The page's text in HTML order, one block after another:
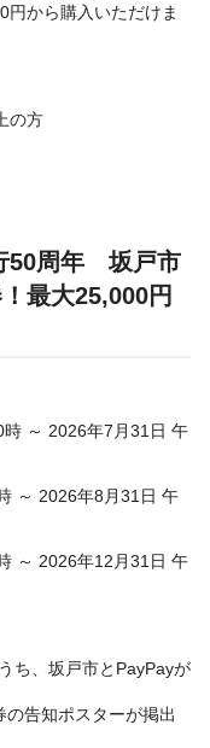
円から購入いただけま
の方
50周年 坂戸市
最大25,000円
時 ～ 2026年7月31日 午
～ 2026年8月31日 午
～ 2026年12月31日 午
ち、坂戸市とPayPayが
の告知ポスターが掲出